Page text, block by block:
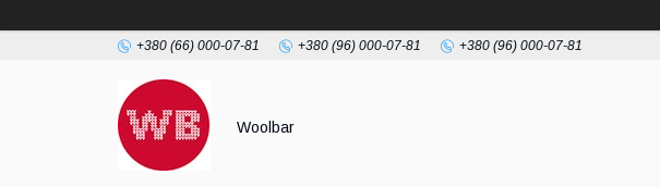
+380 (66) 000-07-81 +380 (96) 000-07-81 +380 (96) 000-07-81
Woolbar